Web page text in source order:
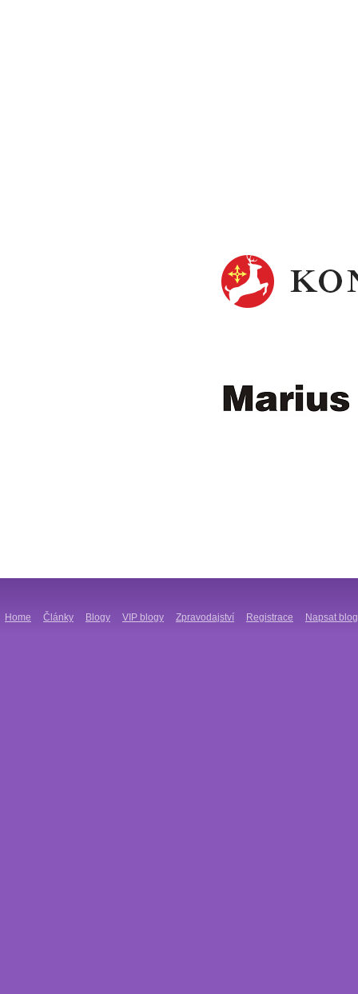
Home Články Blogy VIP blogy Zpravodajství Registrace Napsat blog